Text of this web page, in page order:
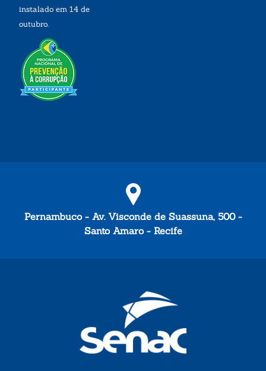
instalado em 14 de
outubro.
Pernambuco - Av. Visconde de Suassuna, 500 -
Santo Amaro - Recife